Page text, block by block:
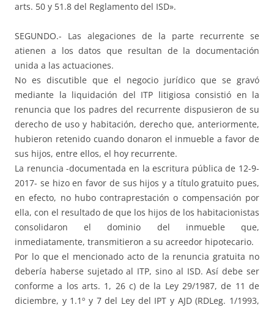
arts. 50 y 51.8 del Reglamento del ISD».
SEGUNDO.- Las alegaciones de la parte recurrente se
atienen a los datos que resultan de la documentación
unida a las actuaciones.
No es discutible que el negocio jurídico que se gravó
mediante la liquidación del ITP litigiosa consistió en la
renuncia que los padres del recurrente dispusieron de su
derecho de uso y habitación, derecho que, anteriormente,
hubieron retenido cuando donaron el inmueble a favor de
sus hijos, entre ellos, el hoy recurrente.
La renuncia -documentada en la escritura pública de 12-9-
2017- se hizo en favor de sus hijos y a título gratuito pues,
en efecto, no hubo contraprestación o compensación por
ella, con el resultado de que los hijos de los habitacionistas
consolidaron el dominio del inmueble que,
inmediatamente, transmitieron a su acreedor hipotecario.
Por lo que el mencionado acto de la renuncia gratuita no
debería haberse sujetado al ITP, sino al ISD. Así debe ser
conforme a los arts. 1, 26 c) de la Ley 29/1987, de 11 de
diciembre, y 1.1º y 7 del Ley del IPT y AJD (RDLeg. 1/1993,